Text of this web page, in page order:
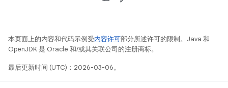
本页面上的内容和代码示例受内容许可部分所述许可的限制。Java 和
OpenJDK 是 Oracle 和/或其关联公司的注册商标。
最后更新时间 (UTC)：2026-03-06。